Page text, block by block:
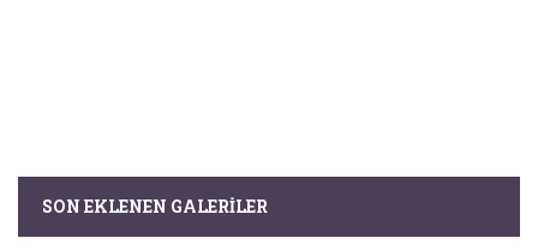
SON EKLENEN GALERILER